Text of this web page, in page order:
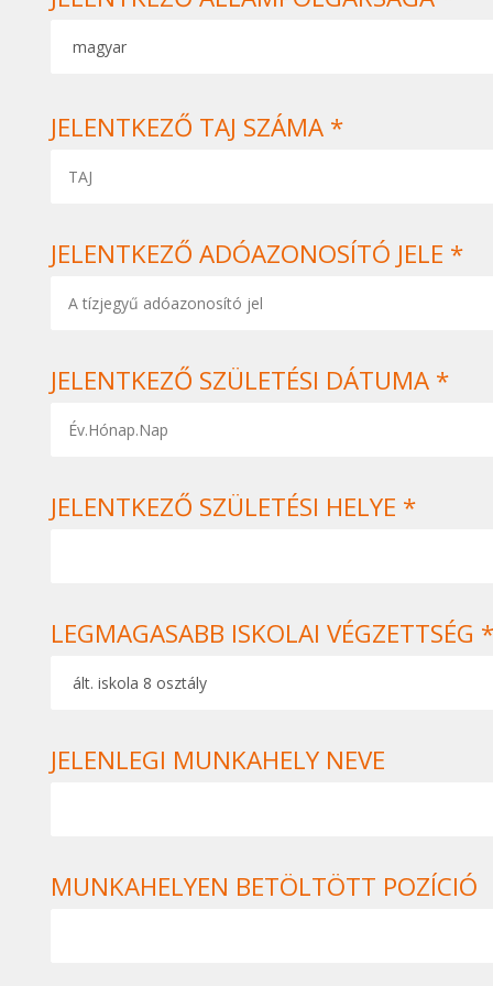
JELENTKEZŐ TAJ SZÁMA *
JELENTKEZŐ ADÓAZONOSÍTÓ JELE *
JELENTKEZŐ SZÜLETÉSI DÁTUMA *
JELENTKEZŐ SZÜLETÉSI HELYE *
LEGMAGASABB ISKOLAI VÉGZETTSÉG
JELENLEGI MUNKAHELY NEVE
MUNKAHELYEN BETÖLTÖTT POZÍCIÓ